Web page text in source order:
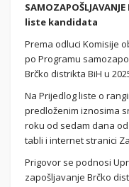
liste kandidata
Prema odluci Komisije
po Programu
Brčko distrikta BiH u
Na Prijedlog liste o
predloženim iznosima
roku od sedam dana
tabli i internet stranici
Prigovor se podnosi
zapošljavanje Brčko